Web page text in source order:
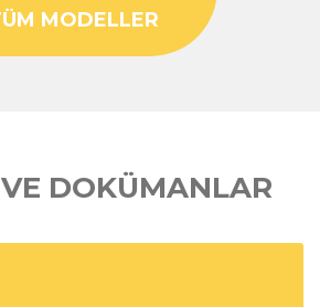
MODELLER
DOKÜMANLAR